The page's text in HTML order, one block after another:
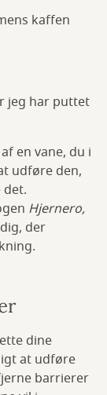
kaffen
jeg har puttet
en vane, du i
udføre den,
Hjernero,
der
dine
at udføre
barrierer